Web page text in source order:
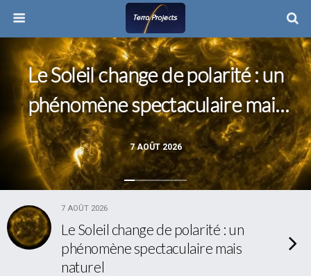
7 AOÛT 2026
Le Soleil change de polarité : un
phénomène spectaculaire mais
naturel
7 AOÛT 2026
Le Soleil change de polarité : un
phénomène spectaculaire mais
naturel